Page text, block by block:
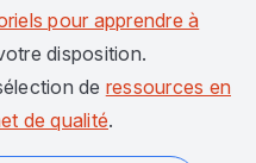
pour apprendre à
disposition.
de ressources en
de qualité.